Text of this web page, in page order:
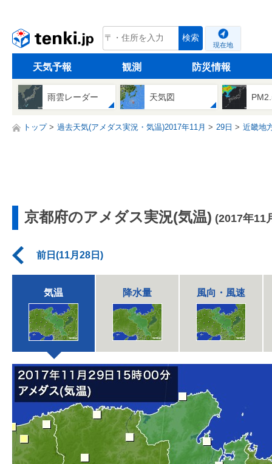
tenki.jp 検索
現在地
天気予報 観測 防災情報
雨雲レーダー 天気図
トップ 過去天気(アメダス実況・気温)2017年11月 29日 近畿地
京都府のアメダス実況(気温) (2017年11
前日(11月28日)
気温 降水量 風向・風速